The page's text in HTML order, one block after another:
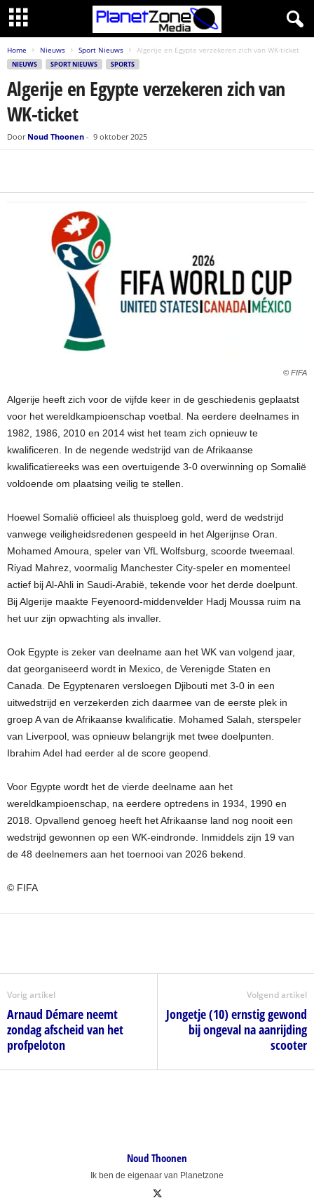
Home Nieuws Sport Nieuws Algerije en Egypte verzekeren zich van WK-ticket
NIEUWS SPORT NIEUWS SPORTS
Algerije en Egypte verzekeren zich van
WK-ticket
Door Noud Thoonen - 9 oktober 2025
© FIFA
Algerije heeft zich voor de vijfde keer in de geschiedenis geplaatst
voor het wereldkampioenschap voetbal. Na eerdere deelnames in
1982, 1986, 2010 en 2014 wist het team zich opnieuw te
kwalificeren. In de negende wedstrijd van de Afrikaanse
kwalificatiereeks was een overtuigende 3-0 overwinning op Somalië
voldoende om plaatsing veilig te stellen.
Hoewel Somalië officieel als thuisploeg gold, werd de wedstrijd
vanwege veiligheidsredenen gespeeld in het Algerijnse Oran.
Mohamed Amoura, speler van VfL Wolfsburg, scoorde tweemaal.
Riyad Mahrez, voormalig Manchester City-speler en momenteel
actief bij Al-Ahli in Saudi-Arabië, tekende voor het derde doelpunt.
Bij Algerije maakte Feyenoord-middenvelder Hadj Moussa ruim na
het uur zijn opwachting als invaller.
Ook Egypte is zeker van deelname aan het WK van volgend jaar,
dat georganiseerd wordt in Mexico, de Verenigde Staten en
Canada. De Egyptenaren versloegen Djibouti met 3-0 in een
uitwedstrijd en verzekerden zich daarmee van de eerste plek in
groep A van de Afrikaanse kwalificatie. Mohamed Salah, sterspeler
van Liverpool, was opnieuw belangrijk met twee doelpunten.
Ibrahim Adel had eerder al de score geopend.
Voor Egypte wordt het de vierde deelname aan het
wereldkampioenschap, na eerdere optredens in 1934, 1990 en
2018. Opvallend genoeg heeft het Afrikaanse land nog nooit een
wedstrijd gewonnen op een WK-eindronde. Inmiddels zijn 19 van
de 48 deelnemers aan het toernooi van 2026 bekend.
© FIFA
Vorig artikel
Arnaud Démare neemt
zondag afscheid van het
profpeloton
Volgend artikel
Jongetje (10) ernstig gewond
bij ongeval na aanrijding
scooter
Noud Thoonen
Ik ben de eigenaar van Planetzone